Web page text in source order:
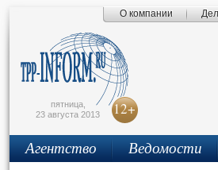
О компании
пятница,
23 августа 2013
12+
Агентство Ведомости